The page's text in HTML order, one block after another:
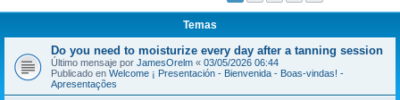
Temas
Do you need to moisturize every day after a tanning session
Último mensaje por JamesOrelm « 03/05/2026 06:44
Publicado en Welcome ¡ Presentación - Bienvenida - Boas-vindas! -
Apresentações